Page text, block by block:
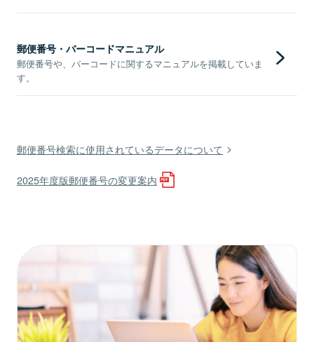
郵便番号・バーコードマニュアル
郵便番号や、バーコードに関するマニュアルを掲載していま
す。
郵便番号検索に使用されているデータについて
2025年度版郵便番号の変更案内